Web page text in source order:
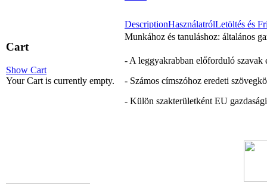
Cart
Show Cart
Your Cart is currently empty.
DescriptionHasználatrólLetöltés és
Munkához és tanuláshoz: általános
- A leggyakrabban előforduló szavak
- Számos címszóhoz eredeti
- Külön szakterületként EU